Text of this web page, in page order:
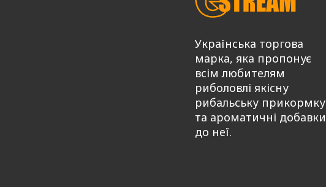
Українська торгова
марка, яка пропонує
всім любителям
риболовлі якісну
рибальську прикормку
та ароматичні добавки
до неї.